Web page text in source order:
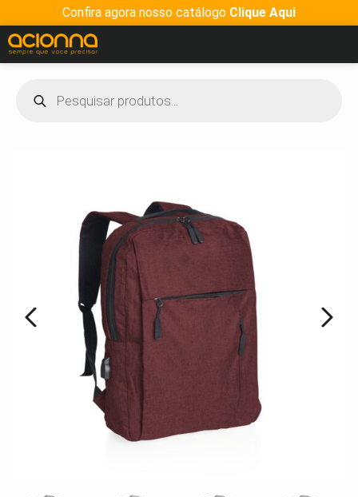
Confira agora nosso catálogo Clique Aqui